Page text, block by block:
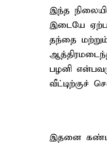
இந்த
இடையே
தந்தை
பழனி
வீட்டிற்குச்
இதனை